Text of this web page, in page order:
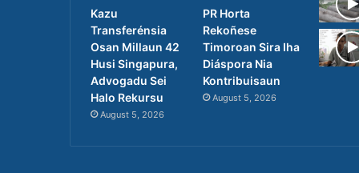
Kazu
Transferénsia
Osan Millaun 42
Husi Singapura,
Advogadu Sei
Halo Rekursu
August 5, 2026
PR Horta
Rekoñese
Timoroan Sira Iha
Diáspora Nia
Kontribuisaun
August 5, 2026